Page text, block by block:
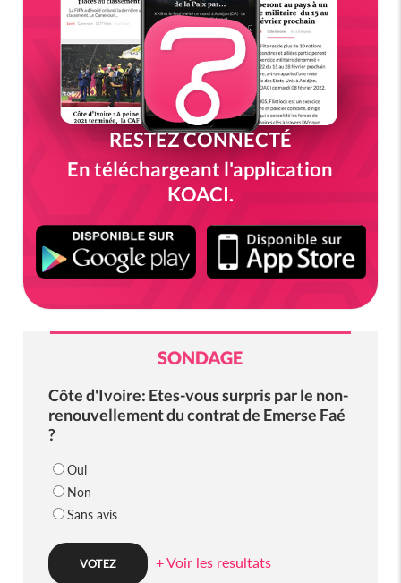
RESTEZ CONNECTÉ
En téléchargeant l'application
KOACI.
SONDAGE
Côte d'Ivoire: Etes-vous surpris par le non-
renouvellement du contrat de Emerse Faé
?
Oui
Non
Sans avis
+ Voir les resultats